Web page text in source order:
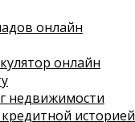
онлайн
онлайн
недвижимости
историей